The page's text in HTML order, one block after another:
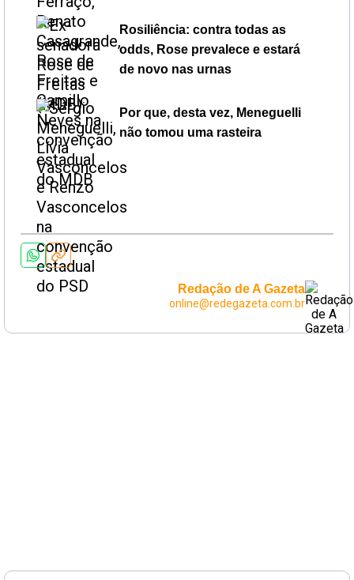
Rosiliência: contra todas as
odds, Rose prevalece e estará
de novo nas urnas
Por que, desta vez, Meneguelli
não tomou uma rasteira
Redação de A Gazeta
online@redegazeta.com.br